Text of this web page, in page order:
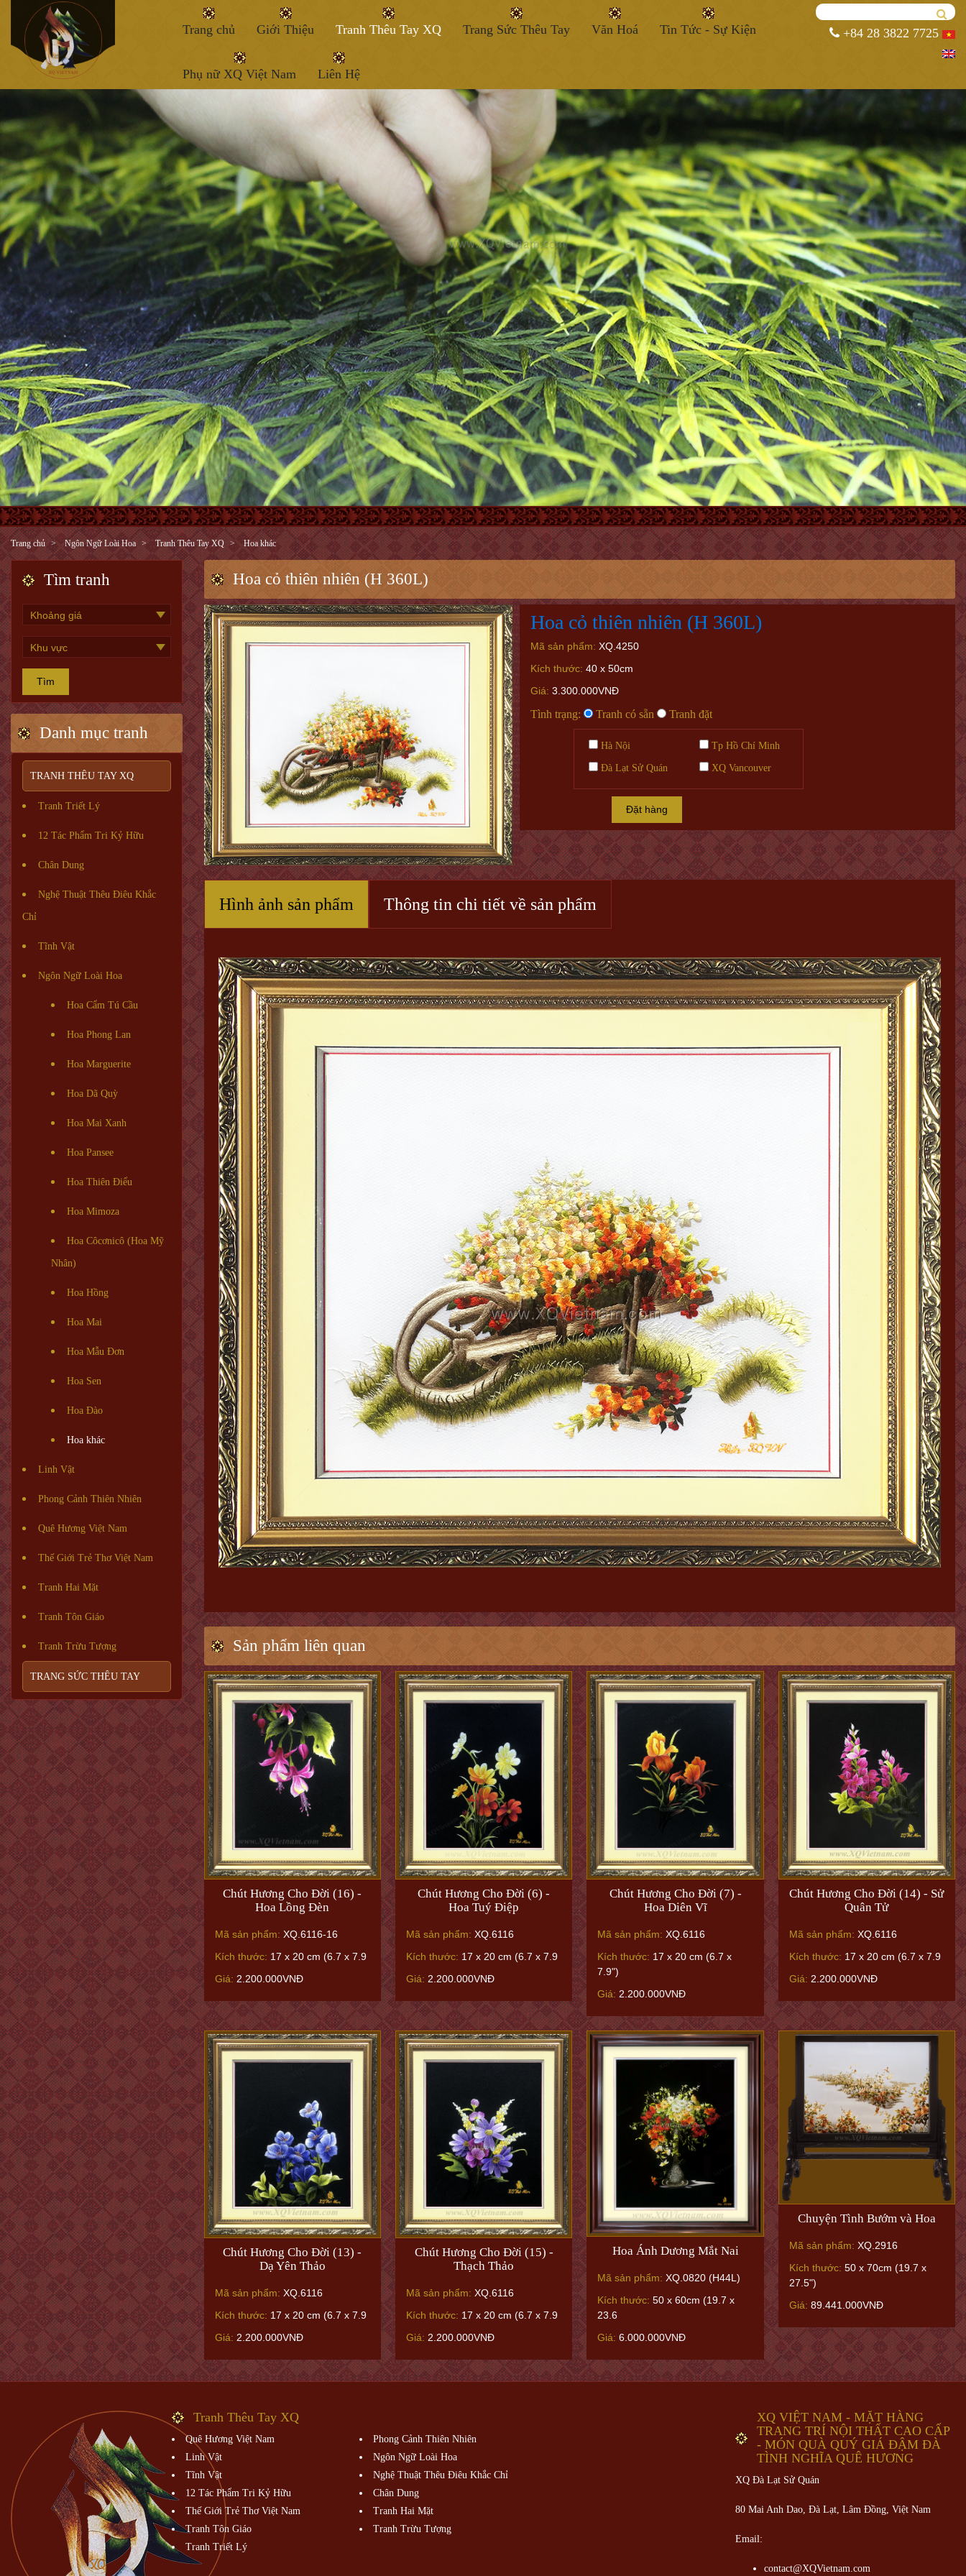
Trang chủ Giới Thiệu Tranh Thêu Tay XQ Trang Sức Thêu Tay Văn Hoá Tin Tức - Sự Kiện
Phụ nữ XQ Việt Nam Liên Hệ
+84 28 3822 7725
Trang chủ Ngôn Ngữ Loài Hoa Tranh Thêu Tay XQ Hoa khác
Tìm tranh
Tìm
Danh mục tranh
TRANH THÊU TAY XQ
Tranh Triết Lý
12 Tác Phẩm Tri Kỷ Hữu
Chân Dung
Nghệ Thuật Thêu Điêu Khắc
Chỉ
Tĩnh Vật
Ngôn Ngữ Loài Hoa
Hoa Cẩm Tú Cầu
Hoa Phong Lan
Hoa Marguerite
Hoa Dã Quỳ
Hoa Mai Xanh
Hoa Pansee
Hoa Thiên Điểu
Hoa Mimoza
Hoa Côcơnicô (Hoa Mỹ
Nhân)
Hoa Hồng
Hoa Mai
Hoa Mẫu Đơn
Hoa Sen
Hoa Đào
Hoa khác
Linh Vật
Phong Cảnh Thiên Nhiên
Quê Hương Việt Nam
Thế Giới Trẻ Thơ Việt Nam
Tranh Hai Mặt
Tranh Tôn Giáo
Tranh Trừu Tượng
TRANG SỨC THÊU TAY
Hoa cỏ thiên nhiên (H 360L)
Hoa cỏ thiên nhiên (H 360L)
Mã sản phẩm: XQ.4250
Kích thước: 40 x 50cm
Giá: 3.300.000VNĐ
Tình trạng: Tranh có sẵn Tranh đặt
Hà Nội Tp Hồ Chí Minh
Đà Lạt Sử Quán XQ Vancouver
Đặt hàng
Hình ảnh sản phẩm Thông tin chi tiết về sản phẩm
Sản phẩm liên quan
Chút Hương Cho Đời (16) -
Hoa Lồng Đèn
Mã sản phẩm: XQ.6116-16
Kích thước: 17 x 20 cm (6.7 x 7.9
Giá: 2.200.000VNĐ
Chút Hương Cho Đời (6) -
Hoa Tuý Điệp
Mã sản phẩm: XQ.6116
Kích thước: 17 x 20 cm (6.7 x 7.9
Giá: 2.200.000VNĐ
Chút Hương Cho Đời (7) -
Hoa Diên Vĩ
Mã sản phẩm: XQ.6116
Kích thước: 17 x 20 cm (6.7 x
7.9")
Giá: 2.200.000VNĐ
Chút Hương Cho Đời (14) - Sử
Quân Tử
Mã sản phẩm: XQ.6116
Kích thước: 17 x 20 cm (6.7 x 7.9
Giá: 2.200.000VNĐ
Chút Hương Cho Đời (13) -
Dạ Yên Thảo
Mã sản phẩm: XQ.6116
Kích thước: 17 x 20 cm (6.7 x 7.9
Giá: 2.200.000VNĐ
Chút Hương Cho Đời (15) -
Thạch Thảo
Mã sản phẩm: XQ.6116
Kích thước: 17 x 20 cm (6.7 x 7.9
Giá: 2.200.000VNĐ
Hoa Ánh Dương Mắt Nai
Mã sản phẩm: XQ.0820 (H44L)
Kích thước: 50 x 60cm (19.7 x
23.6
Giá: 6.000.000VNĐ
Chuyện Tình Bướm và Hoa
Mã sản phẩm: XQ.2916
Kích thước: 50 x 70cm (19.7 x
27.5")
Giá: 89.441.000VNĐ
Tranh Thêu Tay XQ
Quê Hương Việt Nam
Phong Cảnh Thiên Nhiên
Linh Vật
Ngôn Ngữ Loài Hoa
Tĩnh Vật
Nghệ Thuật Thêu Điêu Khắc Chỉ
12 Tác Phẩm Tri Kỷ Hữu
Chân Dung
Thế Giới Trẻ Thơ Việt Nam
Tranh Hai Mặt
Tranh Tôn Giáo
Tranh Trừu Tượng
Tranh Triết Lý
XQ VIỆT NAM - MẶT HÀNG
TRANG TRÍ NỘI THẤT CAO CẤP
- MÓN QUÀ QUÝ GIÁ ĐẬM ĐÀ
TÌNH NGHĨA QUÊ HƯƠNG
XQ Đà Lạt Sử Quán
80 Mai Anh Dao, Đà Lạt, Lâm Đồng, Việt Nam
Email:
contact@XQVietnam.com